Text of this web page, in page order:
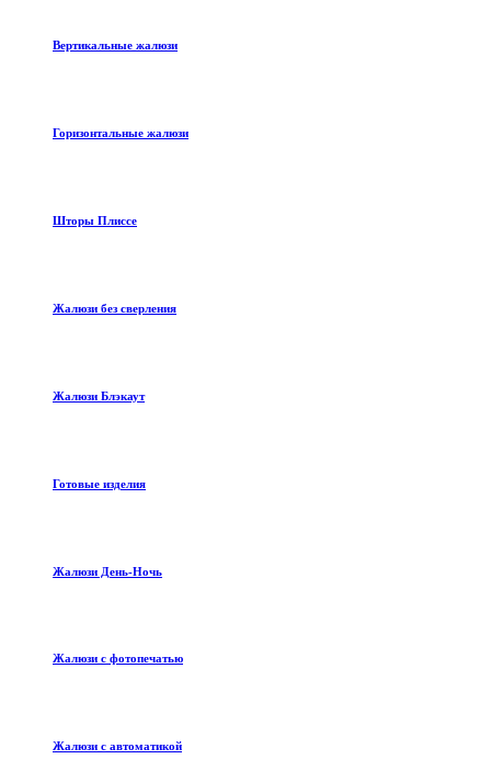
Вертикальные жалюзи
Горизонтальные жалюзи
Шторы Плиссе
Жалюзи без сверления
Жалюзи Блэкаут
Готовые изделия
Жалюзи День-Ночь
Жалюзи с фотопечатью
Жалюзи с автоматикой